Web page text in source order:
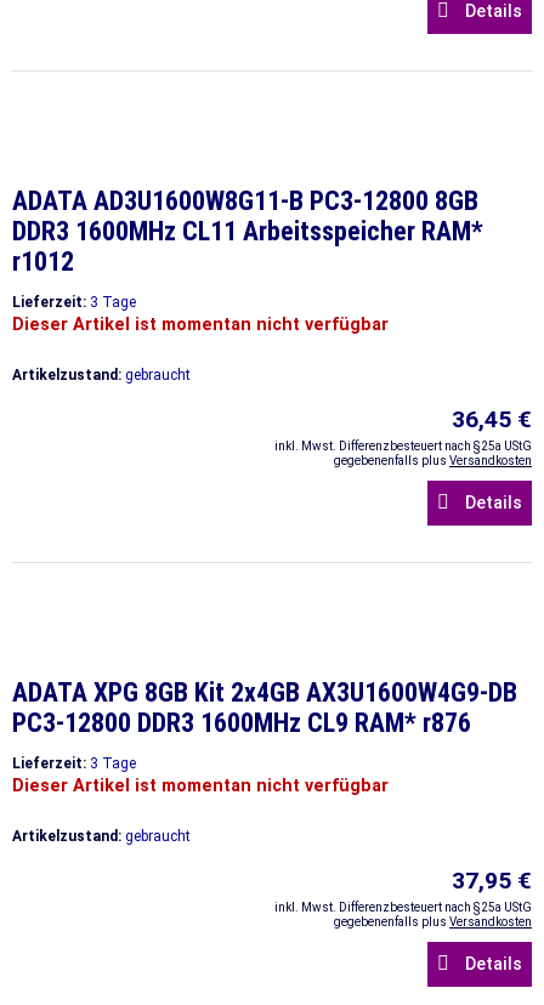
Details
ADATA AD3U1600W8G11-B PC3-12800 8GB
DDR3 1600MHz CL11 Arbeitsspeicher RAM*
r1012
Lieferzeit: 3 Tage
Dieser Artikel ist momentan nicht verfügbar
Artikelzustand: gebraucht
36,45 €
inkl. Mwst. Differenzbesteuert nach §25a UStG
gegebenenfalls plus Versandkosten
Details
ADATA XPG 8GB Kit 2x4GB AX3U1600W4G9-DB
PC3-12800 DDR3 1600MHz CL9 RAM* r876
Lieferzeit: 3 Tage
Dieser Artikel ist momentan nicht verfügbar
Artikelzustand: gebraucht
37,95 €
inkl. Mwst. Differenzbesteuert nach §25a UStG
gegebenenfalls plus Versandkosten
Details